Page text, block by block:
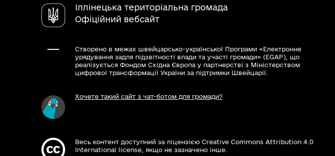
Іллінецька територіальна громада
Офіційний вебсайт
Створено в межах швейцарсько-української Програми «Електронне
урядування задля підзвітності влади та участі громади» (EGAP), що
реалізується Фондом Східна Європа у партнерстві з Міністерством
цифрової трансформації України за підтримки Швейцарії.
Хочете такий сайт з чат-ботом для громади?
Весь контент доступний за ліцензією Creative Commons Attribution 4.0
International license, якщо не зазначено інше.